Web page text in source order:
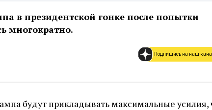
в президентской гонке после попытки
многократно.
Подпишись на наш
будут прикладывать максимальные усилия,